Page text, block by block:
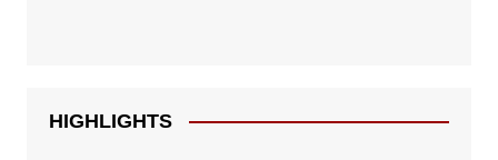
HIGHLIGHTS